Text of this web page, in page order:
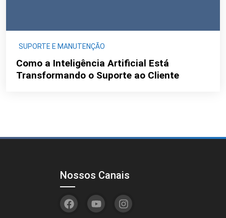
SUPORTE E MANUTENÇÃO
Como a Inteligência Artificial Está
Transformando o Suporte ao Cliente
Nossos Canais